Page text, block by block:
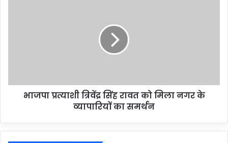
भाजपा प्रत्याशी त्रिवेंद्र सिंह रावत को मिला नगर के
व्यापारियों का समर्थन